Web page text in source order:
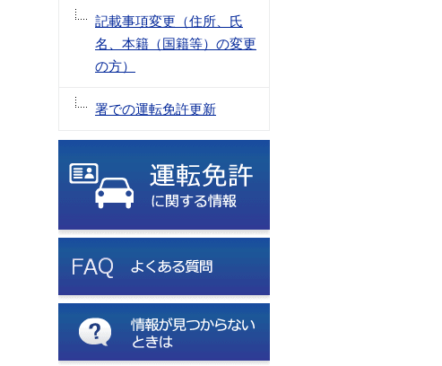
記載事項変更（住所、氏
名、本籍（国籍等）の変更
の方）
署での運転免許更新